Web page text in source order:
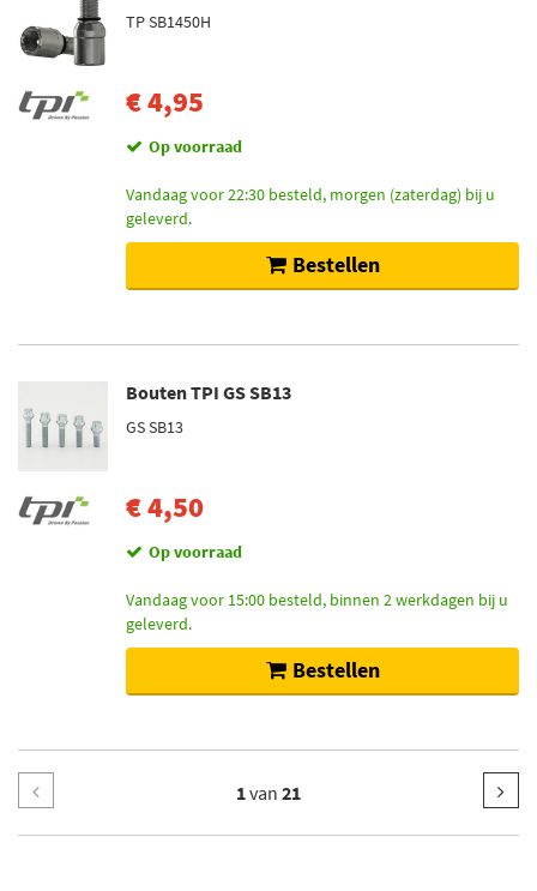
TP SB1450H
€ 4,95
Op voorraad
Vandaag voor 22:30 besteld, morgen (zaterdag) bij u
geleverd.
Bestellen
Bouten TPI GS SB13
GS SB13
€ 4,50
Op voorraad
Vandaag voor 15:00 besteld, binnen 2 werkdagen bij u
geleverd.
Bestellen
1van 21